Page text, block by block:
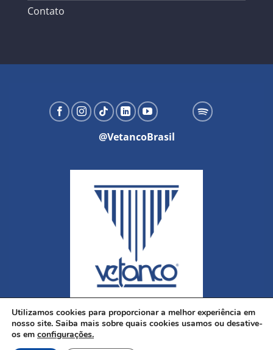
Contato
@VetancoBrasil
Utilizamos cookies para proporcionar a melhor experiência em
nosso site. Saiba mais sobre quais cookies usamos ou desative-
os em configurações.